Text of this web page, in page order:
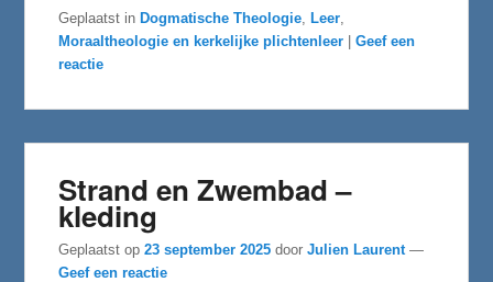
e
b
o
o
t
t
e
e
n
Geplaatst in Dogmatische Theologie Leer
Moraaltheologie en kerkelijke plichtenleer
|Geef een
reactie
Strand en Zwembad –
kleding
Geplaatst op23 september 2025 doorJulien Laurent —
Geef een reactie